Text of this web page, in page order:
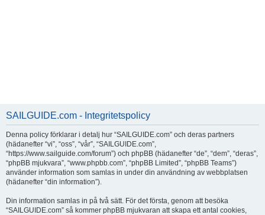
SAILGUIDE.com - Integritetspolicy
Denna policy förklarar i detalj hur “SAILGUIDE.com” och deras partners
(hädanefter “vi”, “oss”, “vår”, “SAILGUIDE.com”,
“https://www.sailguide.com/forum”) och phpBB (hädanefter “de”, “dem”, “deras”,
“phpBB mjukvara”, “www.phpbb.com”, “phpBB Limited”, “phpBB Teams”)
använder information som samlas in under din användning av webbplatsen
(hädanefter “din information”).
Din information samlas in på två sätt. För det första, genom att besöka
“SAILGUIDE.com” så kommer phpBB mjukvaran att skapa ett antal cookies,